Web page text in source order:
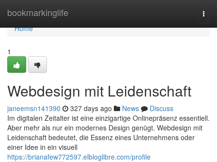
bookmarkinglife
Home
Home
1
Webdesign mit Leidenschaft
janeemsn141390 327 days ago News
Discuss
Im digitalen Zeitalter ist eine einzigartige Onlinepräsenz essentiell.
Aber mehr als nur ein modernes Design genügt. Webdesign mit
Leidenschaft bedeutet, die Essenz eines Unternehmens oder
einer Idee in ein visuell
https://brianafew772597.elbloglibre.com/profile